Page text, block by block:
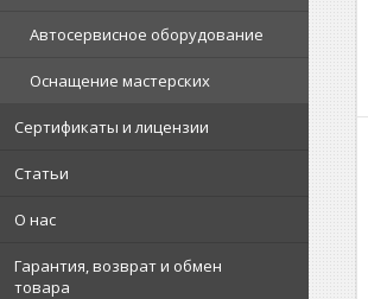
Автосервисное оборудование
Оснащение мастерских
Сертификаты и лицензии
Статьи
О нас
Гарантия, возврат и обмен
товара